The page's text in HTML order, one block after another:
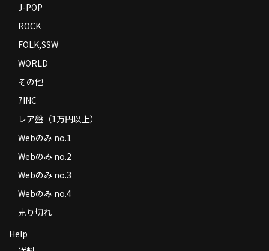
J-POP
ROCK
FOLK,SSW
WORLD
その他
7INC
レア盤（1万円以上）
Webのみ no.1
Webのみ no.2
Webのみ no.3
Webのみ no.4
売り切れ
Help